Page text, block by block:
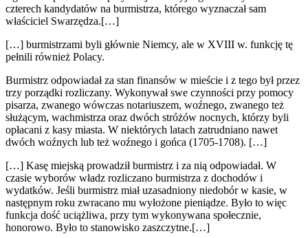
czterech kandydatów na burmistrza, którego wyznaczał sam
właściciel Swarzędza.[…]
[…] burmistrzami byli głównie Niemcy, ale w XVIII w. funkcję tę
pełnili również Polacy.
Burmistrz odpowiadał za stan finansów w mieście i z tego był przez
trzy porządki rozliczany. Wykonywał swe czynności przy pomocy
pisarza, zwanego wówczas notariuszem, woźnego, zwanego też
służącym, wachmistrza oraz dwóch stróżów nocnych, którzy byli
opłacani z kasy miasta. W niektórych latach zatrudniano nawet
dwóch woźnych lub też woźnego i gońca (1705-1708). […]
[…] Kasę miejską prowadził burmistrz i za nią odpowiadał. W
czasie wyborów władz rozliczano burmistrza z dochodów i
wydatków. Jeśli burmistrz miał uzasadniony niedobór w kasie, w
następnym roku zwracano mu wyłożone pieniądze. Było to więc
funkcja dość uciążliwa, przy tym wykonywana społecznie,
honorowo. Było to stanowisko zaszczytne.[…]